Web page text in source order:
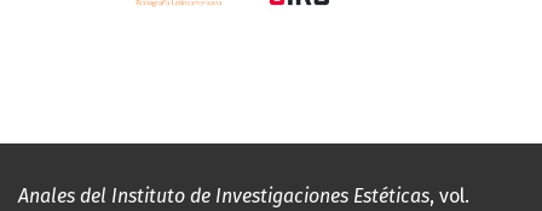
Anales del Instituto de Investigaciones Estéticas, vol.